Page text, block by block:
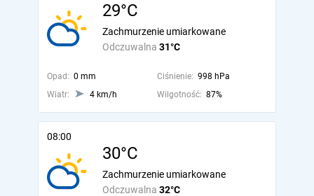
29°C
Odczuwalna 31°C
Zachmurzenie umiarkowane
Opad: 0 mm Ciśnienie: 998 hPa
Wiatr:
4 km/h Wilgotność: 87%
08:00
30°C
Odczuwalna 32°C
Zachmurzenie umiarkowane